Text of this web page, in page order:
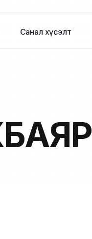
Санал хүсэлт